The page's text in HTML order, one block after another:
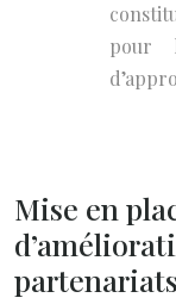
pour
Mise en